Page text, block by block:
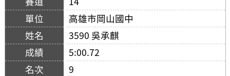
高雄市岡山國中
3590 吳承麒
5:00.72
9